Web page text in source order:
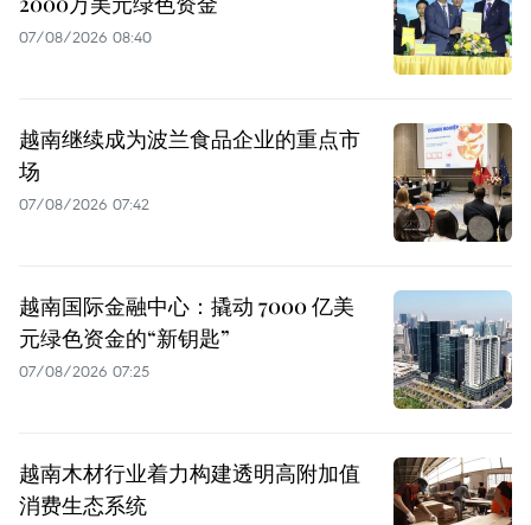
07/08/2026 08:40
越南继续成为波兰食品企业的重点市
场
07/08/2026 07:42
越南国际金融中心：撬动 7000 亿美
元绿色资金的“新钥匙”
07/08/2026 07:25
越南木材行业着力构建透明高附加值
消费生态系统